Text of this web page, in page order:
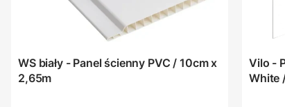
WS biały - Panel ścienny PVC / 10cm x
2,65m
Vilo -
White